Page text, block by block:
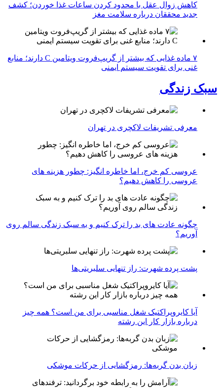
کاهش زوال عقل با محدود کردن ساعات غذا خوردن؛ کشف
جدید محققان درباره سلامت مغز
۷ ماده غذایی که بیشتر از گریپ‌فروت ویتامین C دارند؛ منابع
غنی برای تقویت سیستم ایمنی
سبک زندگی
معرفی تشریفات لاکچری در تهران
عروسی کم خرج، اما خاطره انگیز: چطور هزینه های
عروسی را کاهش دهیم؟
چگونه عادت‌ های بد را ترک کنیم و به سبک زندگی سالم روی
آوریم؟
پشت پرده شهرت: راز تنهایی سلبریتی‌ها
آیا کایروپراکتیک شغل مناسبی برای من است؟ همه چیز
درباره بازار کار این رشته
زبان بدن گربه‌ها: رمزگشایی از حرکات موشکی